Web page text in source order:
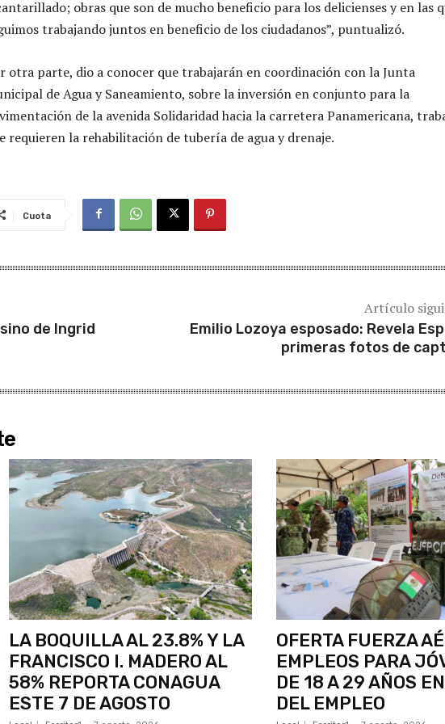
obras que son de mucho beneficio para los delicienses y en las
trabajando juntos en beneficio de los ciudadanos”, puntualizó.
otra parte, dio a conocer que trabajarán en coordinación con la Junta
de Agua y Saneamiento, sobre la inversión en conjunto para la
de la avenida Solidaridad hacia la carretera Panamericana,
requieren la rehabilitación de tubería de agua y drenaje.
Cuota
de Ingrid
Artículo
Emilio Lozoya esposado: Revela
primeras fotos de
LA BOQUILLA AL 23.8% Y LA
FRANCISCO I. MADERO AL
58% REPORTA CONAGUA
ESTE 7 DE AGOSTO
OFERTA FUERZA
EMPLEOS PARA
DE 18 A 29 AÑOS
DEL EMPLEO